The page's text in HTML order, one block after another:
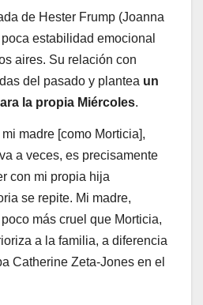
de Hester Frump (Joanna
estabilidad emocional
aires. Su relación con
del pasado y plantea un
la propia Miércoles.
madre [como Morticia],
a veces, es precisamente
con mi propia hija
se repite. Mi madre,
más cruel que Morticia,
a la familia, a diferencia
Catherine Zeta-Jones en el